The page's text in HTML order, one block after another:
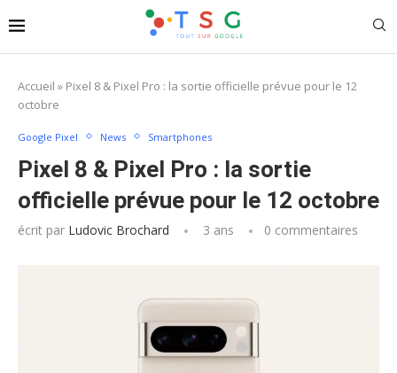
Accueil » Pixel 8 & Pixel Pro : la sortie officielle prévue pour le 12
octobre
Google Pixel News Smartphones
Pixel 8 & Pixel Pro : la sortie
officielle prévue pour le 12 octobre
écrit par Ludovic Brochard 3 ans 0 commentaires